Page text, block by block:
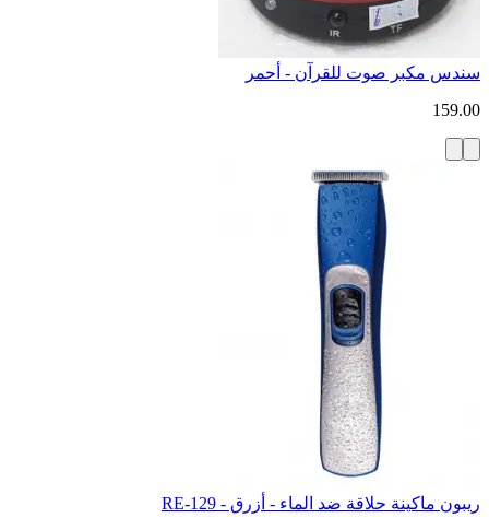
سندس مكبر صوت للقرآن - أحمر
159.00
ريبون ماكينة حلاقة ضد الماء - أزرق - RE-129